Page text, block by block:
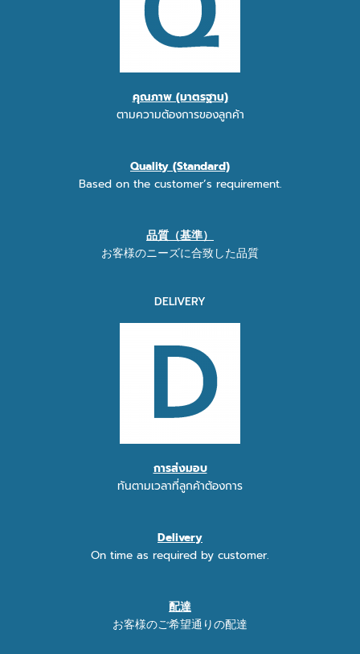
คุณภาพ (มาตรฐาน)
ตามความต้องการของลูกค้า
Quality (Standard)
Based on the customer’s requirement.
品質（基準）
お客様のニーズに合致した品質
DELIVERY
การส่งมอบ
ทันตามเวลาที่ลูกค้าต้องการ
Delivery
On time as required by customer.
配達
お客様のご希望通りの配達